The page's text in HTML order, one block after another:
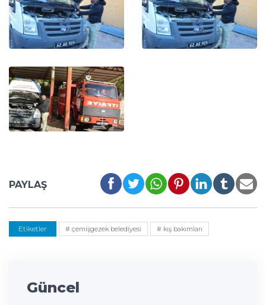
PAYLAŞ
Etiketler # çemişgezek belediyesi # kış bakımları
Güncel